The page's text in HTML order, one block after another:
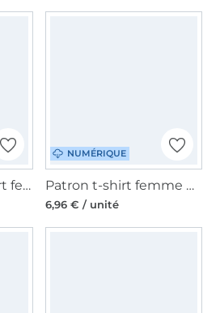
Ebook patron t-shirt femme Kim Schnitte4Friends, en allemand
NUMÉRIQUE
Patron t-shirt femme pdf Fly Fadenkäfer, en allemand
6,96 € / unité